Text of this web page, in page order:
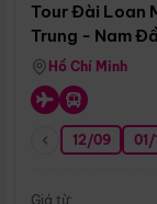
Tour Đài Loan
Trung - Nam
Hồ Chí Minh
12/09 01/
Giá từ: